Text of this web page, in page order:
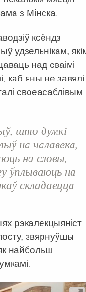
з Мінска.
ксёндз
удзельнікам,
над сваімі
каб яны не завялі
своеасаблівым
што думкі
на чалавека,
на словы,
ўплываюць на
складаецца
рэкалекцыяніст
звярнуўшы
найбольш